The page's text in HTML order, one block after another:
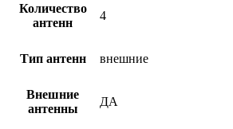
Количество
антенн
4
Тип антенн внешние
Внешние
антенны
ДА